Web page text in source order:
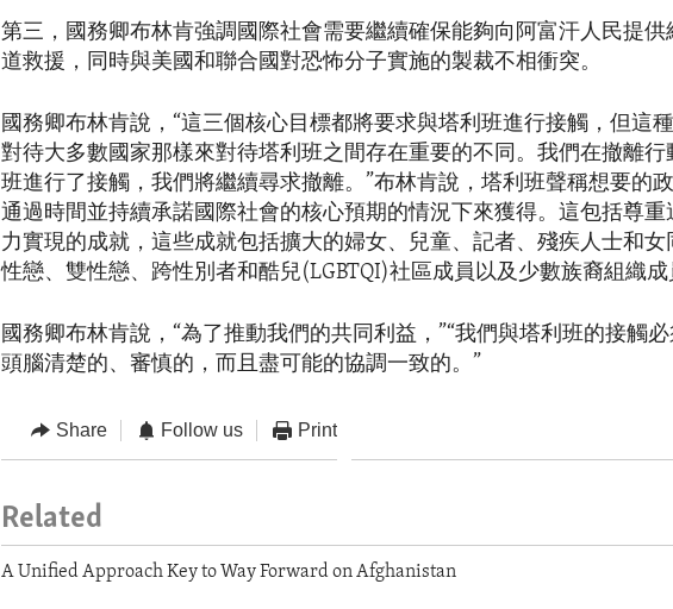
第三，國務卿布林肯強調國際社會需要繼續確保能夠向阿富汗人民提供
道救援，同時與美國和聯合國對恐怖分子實施的製裁不相衝突。
國務卿布林肯說，“這三個核心目標都將要求與塔利班進行接觸，但這
對待大多數國家那樣來對待塔利班之間存在重要的不同。我們在撤離行
班進行了接觸，我們將繼續尋求撤離。”布林肯說，塔利班聲稱想要的
通過時間並持續承諾國際社會的核心預期的情況下來獲得。這包括尊重
力實現的成就，這些成就包括擴大的婦女、兒童、記者、殘疾人士和女
性戀、雙性戀、跨性別者和酷兒(LGBTQI)社區成員以及少數族裔組織成
國務卿布林肯說，“為了推動我們的共同利益，”“我們與塔利班的接觸必
頭腦清楚的、審慎的，而且盡可能的協調一致的。”
Share Follow us Print
Related
A Unified Approach Key to Way Forward on Afghanistan